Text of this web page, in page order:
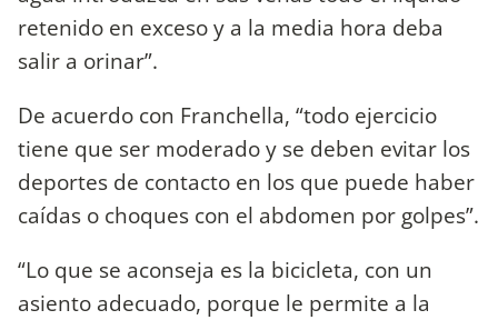
retenido en exceso y a la media hora deba
salir a orinar”.
De acuerdo con Franchella, “todo ejercicio
tiene que ser moderado y se deben evitar los
deportes de contacto en los que puede haber
caídas o choques con el abdomen por golpes”.
“Lo que se aconseja es la bicicleta, con un
asiento adecuado, porque le permite a la